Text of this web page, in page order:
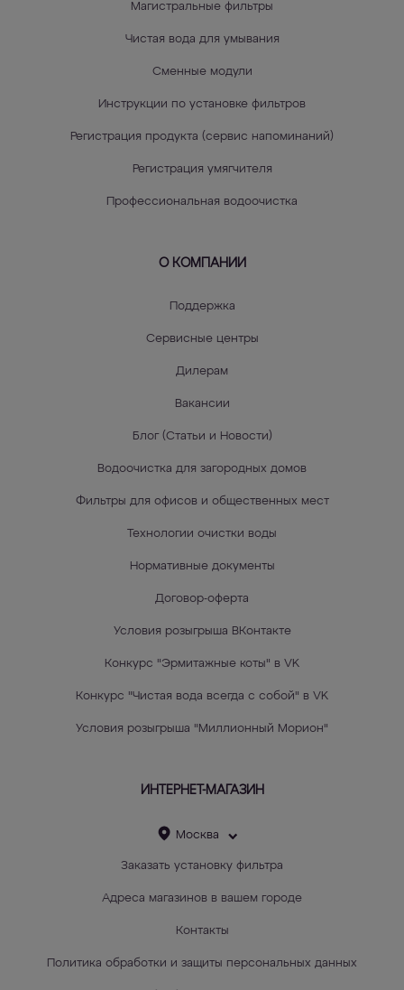
Магистральные фильтры
Чистая вода для умывания
Сменные модули
Инструкции по установке фильтров
Регистрация продукта (сервис напоминаний)
Регистрация умягчителя
Профессиональная водоочистка
О КОМПАНИИ
Поддержка
Сервисные центры
Дилерам
Вакансии
Блог (Статьи и Новости)
Водоочистка для загородных домов
Фильтры для офисов и общественных мест
Технологии очистки воды
Нормативные документы
Договор-оферта
Условия розыгрыша ВКонтакте
Конкурс "Эрмитажные коты" в VK
Конкурс "Чистая вода всегда с собой" в VK
Условия розыгрыша "Миллионный Морион"
ИНТЕРНЕТ-МАГАЗИН
Москва
Заказать установку фильтра
Адреса магазинов в вашем городе
Контакты
Политика обработки и защиты персональных данных